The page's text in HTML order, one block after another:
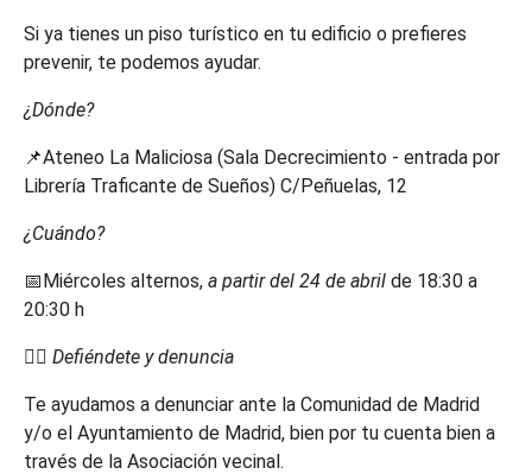
Si ya tienes un piso turístico en tu edificio o prefieres
prevenir, te podemos ayudar.
¿Dónde?
📌Ateneo La Maliciosa (Sala Decrecimiento - entrada por
Librería Traficante de Sueños) C/Peñuelas, 12
¿Cuándo?
📅Miércoles alternos, a partir del 24 de abril de 18:30 a
20:30 h
👉🏾 Defiéndete y denuncia
Te ayudamos a denunciar ante la Comunidad de Madrid
y/o el Ayuntamiento de Madrid, bien por tu cuenta bien a
través de la Asociación vecinal.